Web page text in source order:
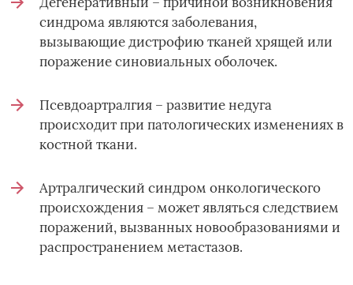
синдрома являются заболевания,
вызывающие дистрофию тканей хрящей или
поражение синовиальных оболочек.
Псевдоартралгия – развитие недуга
происходит при патологических изменениях в
костной ткани.
Артралгический синдром онкологического
происхождения – может являться следствием
поражений, вызванных новообразованиями и
распространением метастазов.